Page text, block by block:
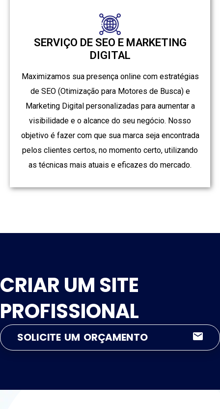
SERVIÇO DE SEO E MARKETING
DIGITAL
Maximizamos sua presença online com estratégias
de SEO (Otimização para Motores de Busca) e
Marketing Digital personalizadas para aumentar a
visibilidade e o alcance do seu negócio. Nosso
objetivo é fazer com que sua marca seja encontrada
pelos clientes certos, no momento certo, utilizando
as técnicas mais atuais e eficazes do mercado.
CRIAR UM SITE
PROFISSIONAL
SOLICITE UM ORÇAMENTO